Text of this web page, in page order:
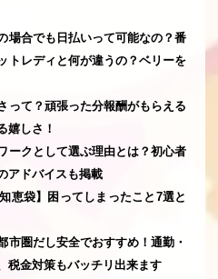
場合でも日払いって可能なの？番
トレディと何が違うの？ベリーを
って？頑張った分報酬がもらえる
嬉しさ！
ークとして選ぶ理由とは？初心者
アドバイスも掲載
恵袋】困ってしまったこと7選と
市圏だし安全でおすすめ！通勤・
税金対策もバッチリ出来ます